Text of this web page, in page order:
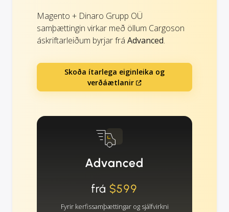
Magento + Dinaro Grupp OÜ
samþættingin virkar með öllum Cargoson
áskriftarleiðum byrjar frá Advanced.
Skoða ítarlega eiginleika og
verðáætlanir
Advanced
frá $599
Fyrir kerfissamþættingar og sjálfvirkni